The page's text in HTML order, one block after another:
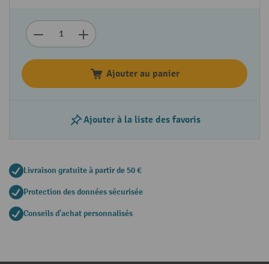
Ajouter au panier
Ajouter à la liste des favoris
Livraison gratuite à partir de 50 €
Protection des données sécurisée
Conseils d'achat personnalisés